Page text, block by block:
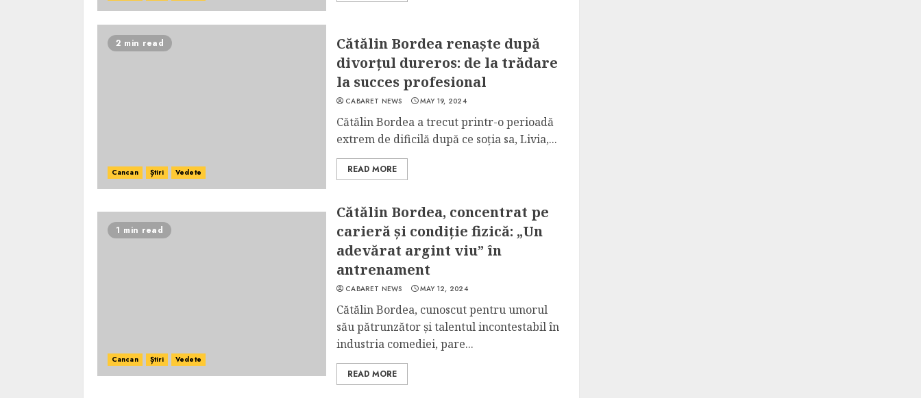
2 min read
Cancan Știri Vedete
Cătălin Bordea renaște după
divorțul dureros: de la trădare
la succes profesional
CABARET NEWS MAY 19, 2024
Cătălin Bordea a trecut printr-o perioadă
extrem de dificilă după ce soția sa, Livia,...
READ MORE
1 min read
Cancan Știri Vedete
Cătălin Bordea, concentrat pe
carieră și condiție fizică: „Un
adevărat argint viu” în
antrenament
CABARET NEWS MAY 12, 2024
Cătălin Bordea, cunoscut pentru umorul
său pătrunzător și talentul incontestabil în
industria comediei, pare...
READ MORE